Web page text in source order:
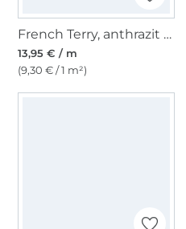
French Terry, anthrazit meliert
13,95 € / m
(9,30 € / 1 m²)